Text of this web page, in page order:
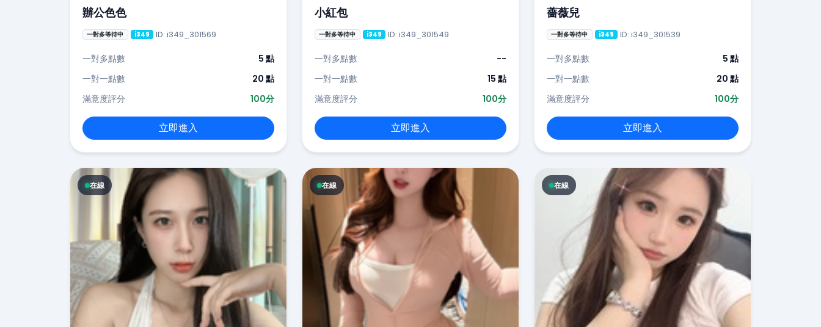
辦公色色
一對多等待中 i349 ID: i349_301569
一對多點數
5 點
一對一點數
20 點
滿意度評分
100分
立即進入
小紅包
一對多等待中 i349 ID: i349_301549
一對多點數
--
一對一點數
15 點
滿意度評分
100分
立即進入
薔薇兒
一對多等待中 i349 ID: i349_301539
一對多點數
5 點
一對一點數
20 點
滿意度評分
100分
立即進入
在線 在線 在線